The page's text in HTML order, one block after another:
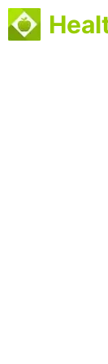
Перейти
до